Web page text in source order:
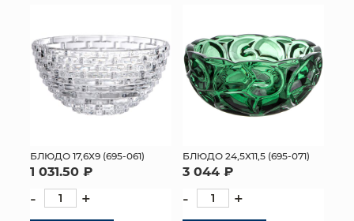
БЛЮДО 17,6Х9 (695-061)
1 031.50 ₽
- +
БЛЮДО 24,5Х11,5 (695-071)
3 044 ₽
- +